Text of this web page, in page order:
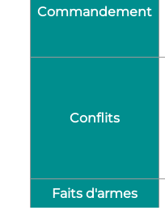
Commandement
Conflits
Faits d'armes